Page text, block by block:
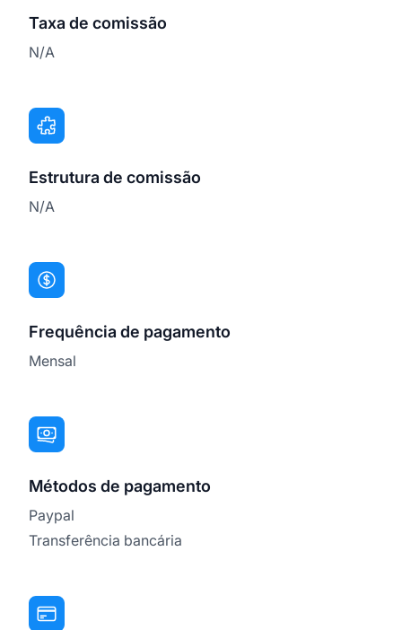
Taxa de comissão
N/A
Estrutura de comissão
N/A
Frequência de pagamento
Mensal
Métodos de pagamento
Paypal
Transferência bancária